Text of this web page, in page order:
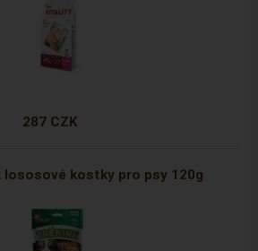
287 CZK
lososové kostky pro psy 120g